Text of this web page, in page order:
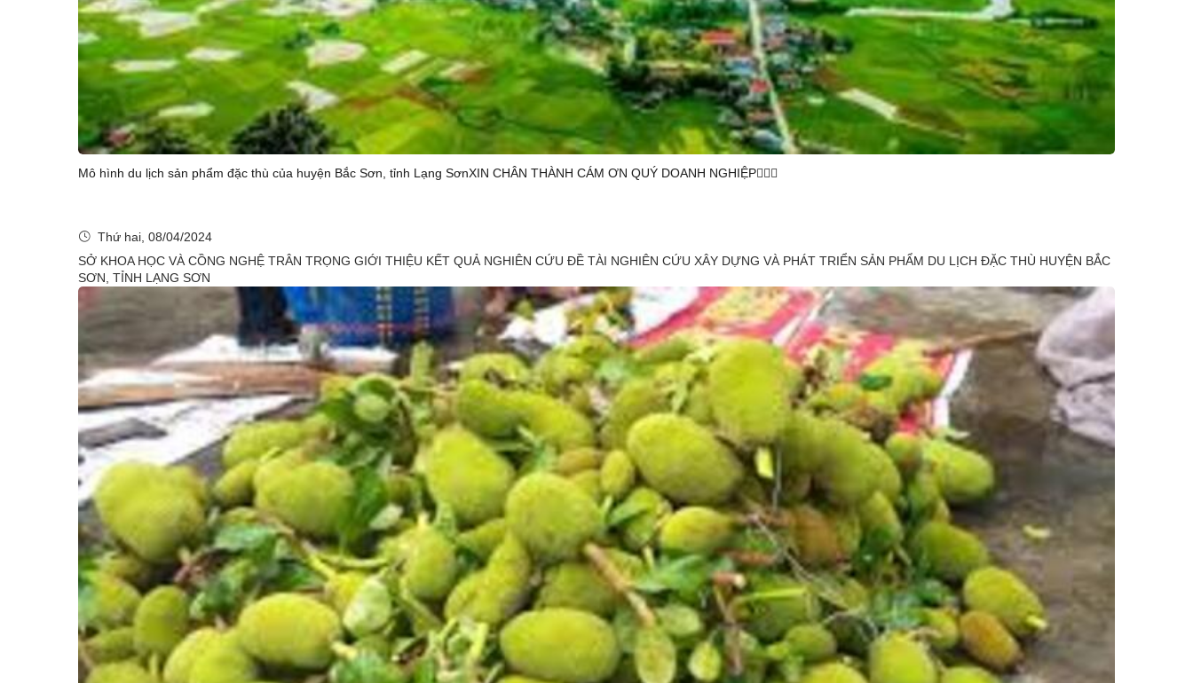
Mô hình du lịch sản phẩm đặc thù của huyện Bắc Sơn, tỉnh Lạng SơnXIN CHÂN THÀNH CÁM ƠN QUÝ DOANH NGHIỆP
Thứ hai, 08/04/2024
SỞ KHOA HỌC VÀ CỒNG NGHỆ TRÂN TRỌNG GIỚI THIỆU KẾT QUẢ NGHIÊN CỨU ĐỀ TÀI NGHIÊN CỨU XÂY DỰNG VÀ PHÁT TRIỂN SẢN PHẨM DU LỊCH ĐẶC THÙ HUYỆN BẮC
SƠN, TỈNH LẠNG SƠN